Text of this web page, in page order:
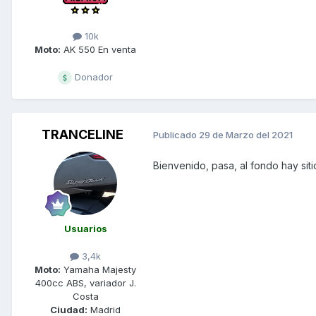
10k
Moto: AK 550 En venta
Donador
TRANCELINE
Usuarios
3,4k
Moto: Yamaha Majesty
400cc ABS, variador J.
Costa
Ciudad: Madrid
Publicado 29 de Marzo del 2021
Bienvenido, pasa, al fondo hay